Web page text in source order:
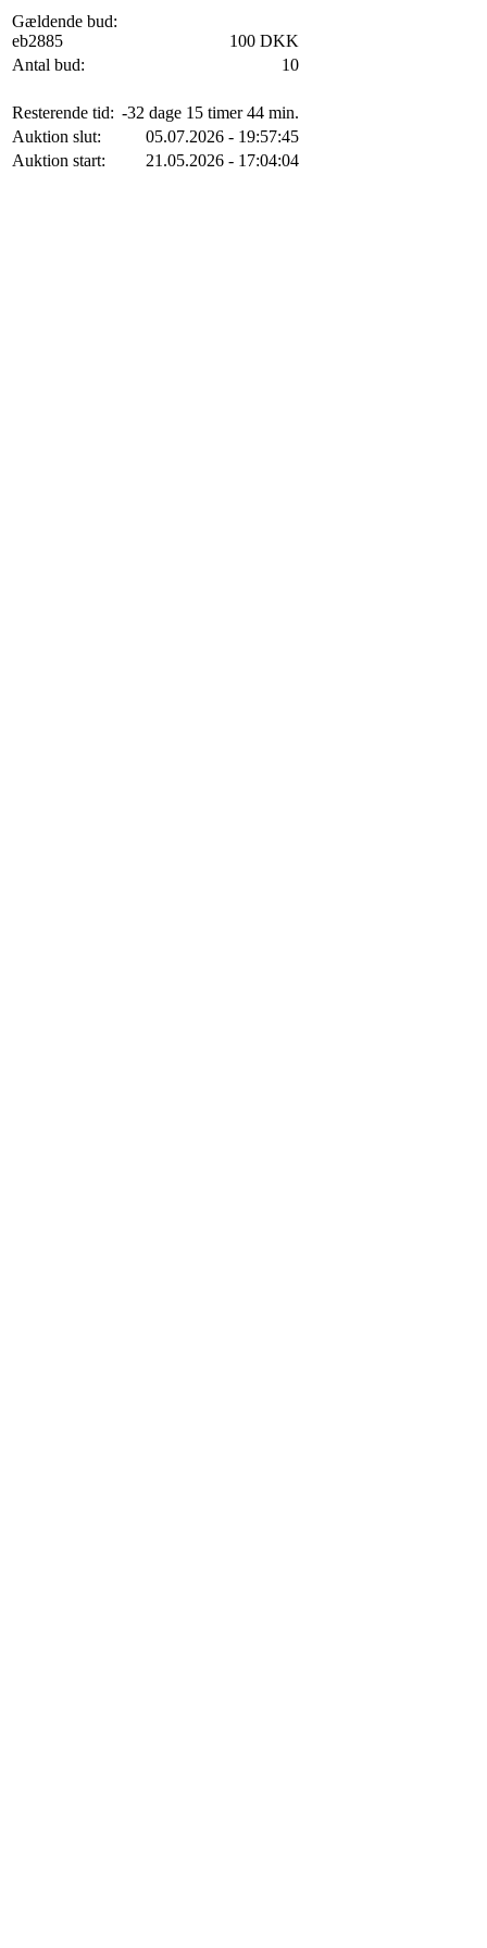
Gældende bud:
eb2885
100 DKK
Antal bud:
10
Resterende tid: -32 dage 15 timer 44 min.
Auktion slut:
05.07.2026 - 19:57:45
Auktion start:
21.05.2026 - 17:04:04